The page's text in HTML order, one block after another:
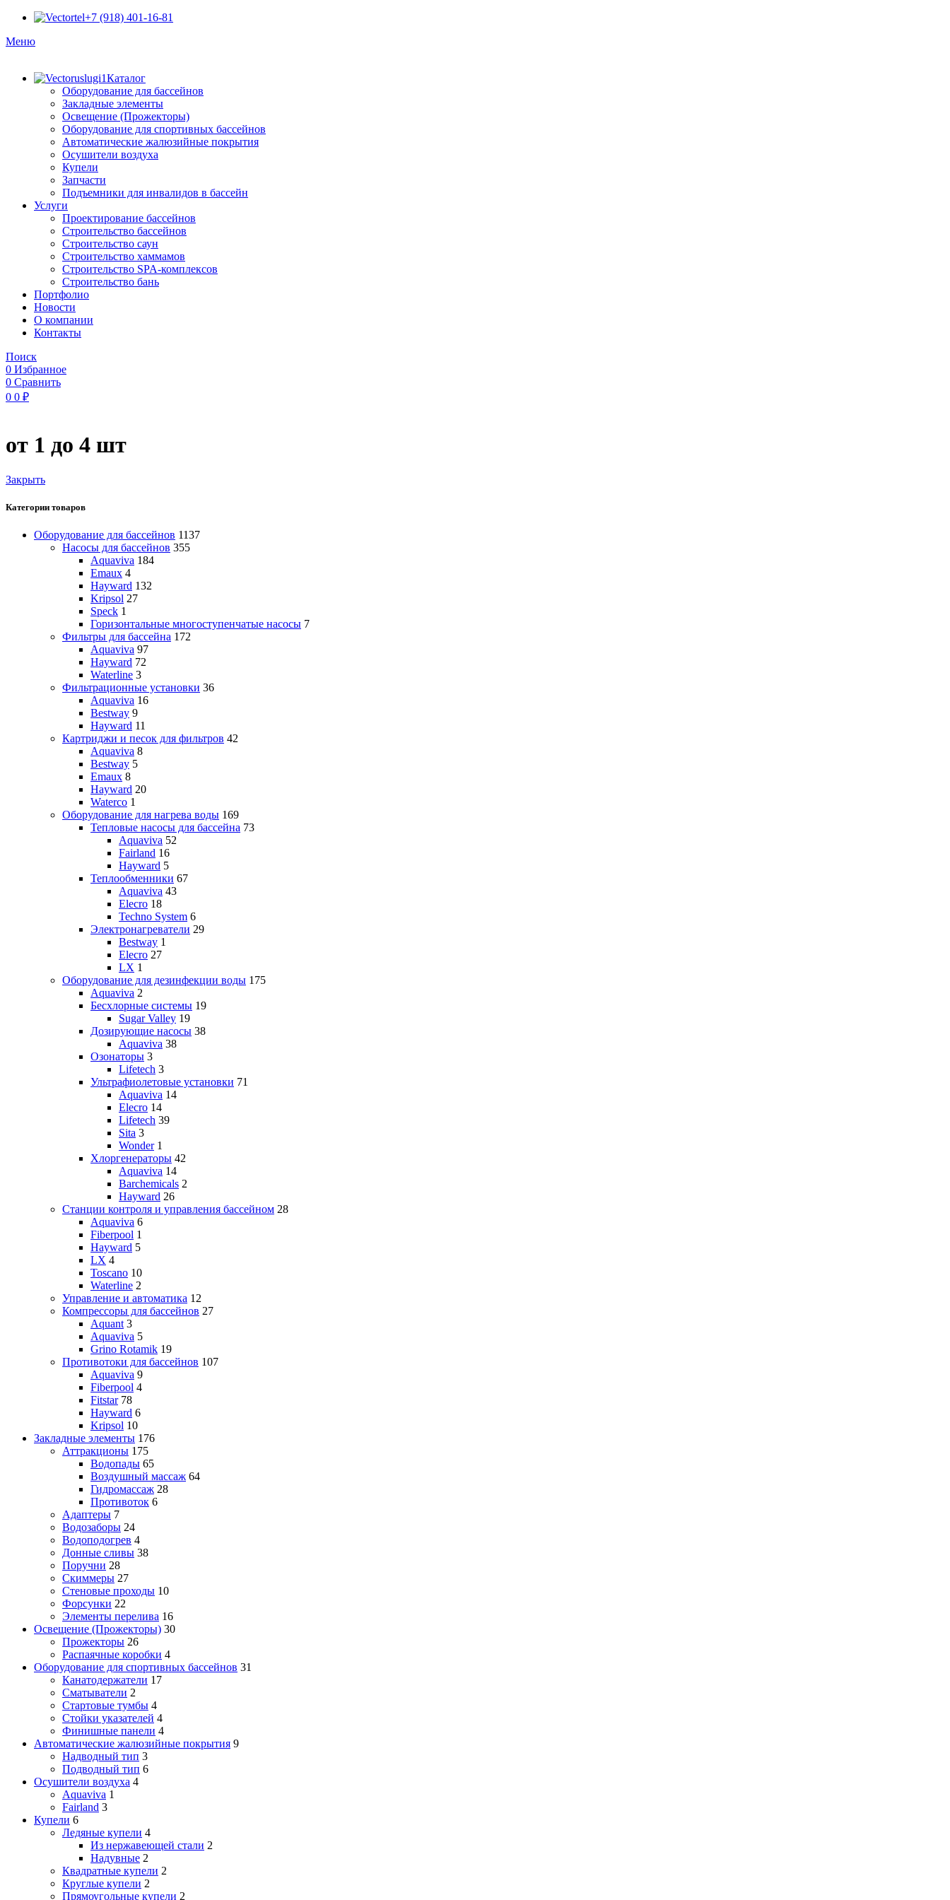
+7 (918) 401-16-81
Меню
Каталог
Оборудование для бассейнов
Закладные элементы
Освещение (Прожекторы)
Оборудование для спортивных бассейнов
Автоматические жалюзийные покрытия
Осушители воздуха
Купели
Запчасти
Подъемники для инвалидов в бассейн
Услуги
Проектирование бассейнов
Строительство бассейнов
Строительство саун
Строительство хаммамов
Строительство SPA-комплексов
Строительство бань
Портфолио
Новости
O компании
Контакты
Поиск
0 Избранное
0 Сравнить
0 0 ₽
от 1 до 4 шт
Закрыть
Категории товаров
Оборудование для бассейнов 1137
Насосы для бассейнов 355
Aquaviva 184
Emaux 4
Hayward 132
Kripsol 27
Speck 1
Горизонтальные многоступенчатые насосы 7
Фильтры для бассейна 172
Aquaviva 97
Hayward 72
Waterline 3
Фильтрационные установки 36
Aquaviva 16
Bestway 9
Hayward 11
Картриджи и песок для фильтров 42
Aquaviva 8
Bestway 5
Emaux 8
Hayward 20
Waterco 1
Оборудование для нагрева воды 169
Тепловые насосы для бассейна 73
Aquaviva 52
Fairland 16
Hayward 5
Теплообменники 67
Aquaviva 43
Elecro 18
Techno System 6
Электронагреватели 29
Bestway 1
Elecro 27
LX 1
Оборудование для дезинфекции воды 175
Aquaviva 2
Бесхлорные системы 19
Sugar Valley 19
Дозирующие насосы 38
Aquaviva 38
Озонаторы 3
Lifetech 3
Ультрафиолетовые установки 71
Aquaviva 14
Elecro 14
Lifetech 39
Sita 3
Wonder 1
Хлоргенераторы 42
Aquaviva 14
Barchemicals 2
Hayward 26
Станции контроля и управления бассейном 28
Aquaviva 6
Fiberpool 1
Hayward 5
LX 4
Toscano 10
Waterline 2
Управление и автоматика 12
Компрессоры для бассейнов 27
Aquant 3
Aquaviva 5
Grino Rotamik 19
Противотоки для бассейнов 107
Aquaviva 9
Fiberpool 4
Fitstar 78
Hayward 6
Kripsol 10
Закладные элементы 176
Аттракционы 175
Водопады 65
Воздушный массаж 64
Гидромассаж 28
Противоток 6
Адаптеры 7
Водозаборы 24
Водоподогрев 4
Донные сливы 38
Поручни 28
Скиммеры 27
Стеновые проходы 10
Форсунки 22
Элементы перелива 16
Освещение (Прожекторы) 30
Прожекторы 26
Распаячные коробки 4
Оборудование для спортивных бассейнов 31
Канатодержатели 17
Сматыватели 2
Стартовые тумбы 4
Стойки указателей 4
Финишные панели 4
Автоматические жалюзийные покрытия 9
Надводный тип 3
Подводный тип 6
Осушители воздуха 4
Aquaviva 1
Fairland 3
Купели 6
Ледяные купели 4
Из нержавеющей стали 2
Надувные 2
Квадратные купели 2
Круглые купели 2
Прямоугольные купели 2